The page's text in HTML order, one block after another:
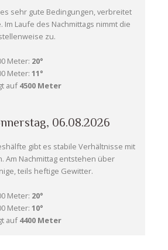
sehr gute Bedingungen, verbreitet
Im Laufe des Nachmittags nimmt die
zu.
Meter: 20°
Meter: 11°
auf4500 Meter
06.08.2026
gibt es stabile Verhältnisse mit
Am Nachmittag entstehen über
teils heftige Gewitter.
Meter: 20°
Meter: 10°
auf4400 Meter